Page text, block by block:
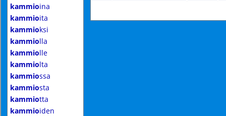
kammioina
kammioita
kammioksi
kammiolla
kammiolle
kammiolta
kammiossa
kammiosta
kammiotta
kammioiden